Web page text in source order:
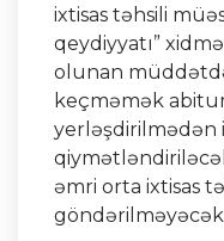
ixtisas təhsili
qeydiyyatı”
olunan
keçməmək
yerləşdirilmədən
əmri orta ixtisas